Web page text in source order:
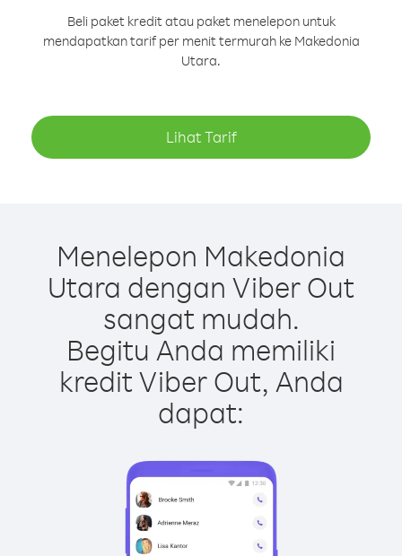
Beli paket kredit atau paket menelepon untuk
mendapatkan tarif per menit termurah ke Makedonia
Utara.
Lihat Tarif
Menelepon Makedonia
Utara dengan Viber Out
sangat mudah.
Begitu Anda memiliki
kredit Viber Out, Anda
dapat: